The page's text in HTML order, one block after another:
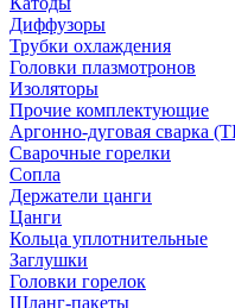
Диффузоры
Трубки охлаждения
Головки плазмотронов
Изоляторы
Прочие комплектующие
Аргонно-дуговая сварка
Сварочные горелки
Сопла
Держатели цанги
Цанги
Кольца уплотнительные
Заглушки
Головки горелок
Шланг-пакеты